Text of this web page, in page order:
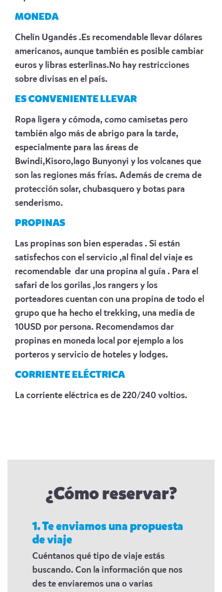
MONEDA
Chelín Ugandés .Es recomendable llevar dólares
americanos, aunque también es posible cambiar
euros y libras esterlinas.No hay restricciones
sobre divisas en el país.
ES CONVENIENTE LLEVAR
Ropa ligera y cómoda, como camisetas pero
también algo más de abrigo para la tarde,
especialmente para las áreas de
Bwindi,Kisoro,lago Bunyonyi y los volcanes que
son las regiones más frías. Además de crema de
protección solar, chubasquero y botas para
senderismo.
PROPINAS
Las propinas son bien esperadas . Si están
satisfechos con el servicio ,al final del viaje es
recomendable dar una propina al guía . Para el
safari de los gorilas ,los rangers y los
porteadores cuentan con una propina de todo el
grupo que ha hecho el trekking, una media de
10USD por persona. Recomendamos dar
propinas en moneda local por ejemplo a los
porteros y servicio de hoteles y lodges.
CORRIENTE ELÉCTRICA
La corriente eléctrica es de 220/240 voltios.
¿Cómo reservar?
1. Te enviamos una propuesta
de viaje
Cuéntanos qué tipo de viaje estás
buscando. Con la información que nos
des te enviaremos una o varias